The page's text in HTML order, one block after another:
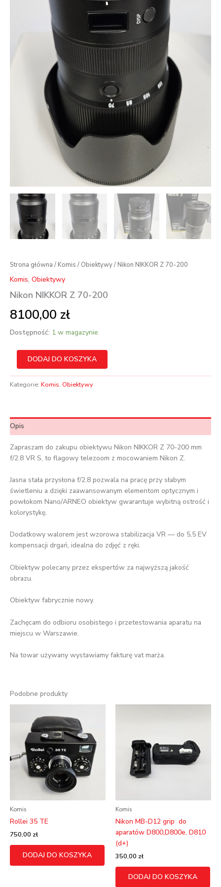
Strona główna /Komis / Obiektywy/ Nikon NIKKOR Z 70-200
Komis, Obiektywy
Nikon NIKKOR Z 70-200
8100,00 zł
Dostępność: 1 w magazynie
ilość
NIKKOR
Z
DODAJ DO KOSZYKA
Kategorie: Komis, Obiektywy
Opis
Zapraszam do zakupu obiektywu Nikon NIKKOR Z 70-200 mm
f/2.8 VR S, to flagowy telezoom z mocowaniem Nikon Z.
Jasna stała przysłona f/2.8 pozwala na pracę przy słabym
świetleniu a dzięki zaawansowanym elementom optycznym i
powłokom Nano/ARNEO obiektyw gwarantuje wybitną ostrość i
kolorystykę.
Dodatkowy walorem jest wzorowa stabilizacja VR — do 5,5 EV
kompensacji drgań, idealna do zdjęć z ręki.
Obiektyw polecany przez ekspertów za najwyższą jakość
obrazu.
Obiektyw fabrycznie nowy.
Zachęcam do odbioru osobistego i przetestowania aparatu na
miejscu w Warszawie.
Na towar używany wystawiamy fakturę vat marża.
Podobne produkty
Komis
Rollei 35 TE
750,00 zł
DODAJ DO KOSZYKA
Komis
Nikon MB-D12 grip do
aparatów D800,D800e, D810
(d+)
350,00 zł
DODAJ DO KOSZYKA